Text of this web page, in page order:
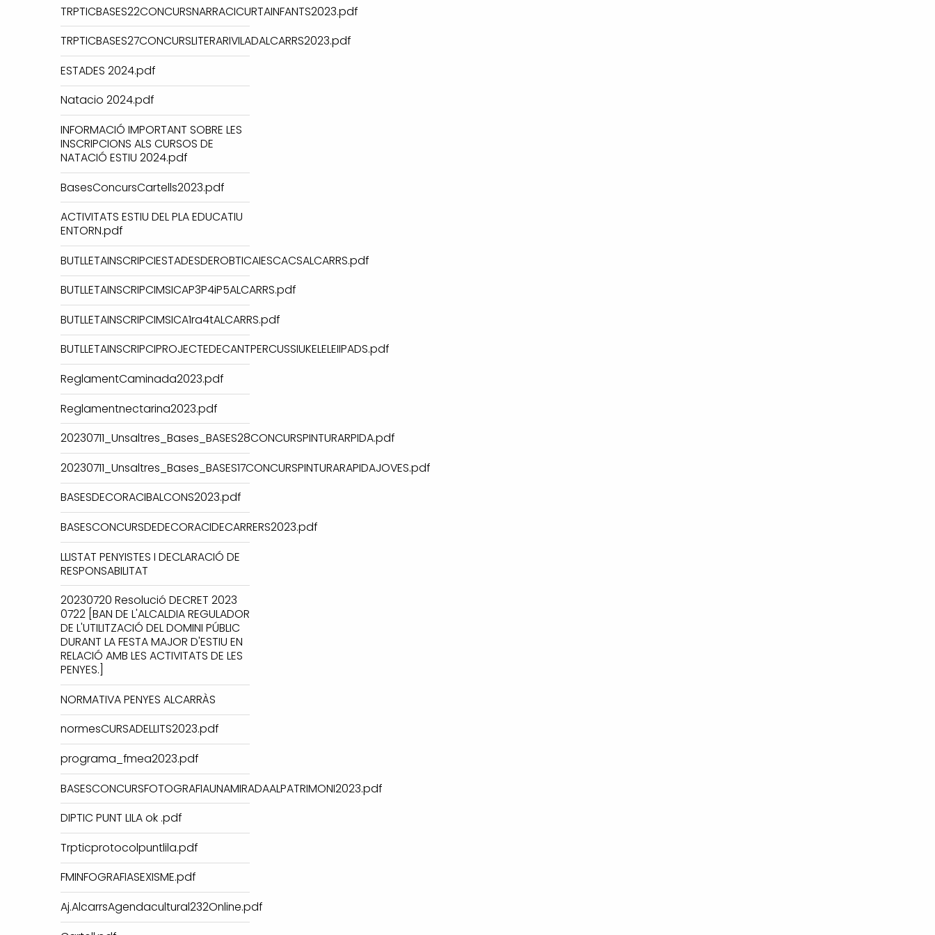
TRPTICBASES22CONCURSNARRACICURTAINFANTS2023.pdf
TRPTICBASES27CONCURSLITERARIVILADALCARRS2023.pdf
ESTADES 2024.pdf
Natacio 2024.pdf
INFORMACIÓ IMPORTANT SOBRE LES
INSCRIPCIONS ALS CURSOS DE
NATACIÓ ESTIU 2024.pdf
BasesConcursCartells2023.pdf
ACTIVITATS ESTIU DEL PLA EDUCATIU
ENTORN.pdf
BUTLLETAINSCRIPCIESTADESDEROBTICAIESCACSALCARRS.pdf
BUTLLETAINSCRIPCIMSICAP3P4iP5ALCARRS.pdf
BUTLLETAINSCRIPCIMSICA1ra4tALCARRS.pdf
BUTLLETAINSCRIPCIPROJECTEDECANTPERCUSSIUKELELEIIPADS.pdf
ReglamentCaminada2023.pdf
Reglamentnectarina2023.pdf
20230711_Unsaltres_Bases_BASES28CONCURSPINTURARPIDA.pdf
20230711_Unsaltres_Bases_BASES17CONCURSPINTURARAPIDAJOVES.pdf
BASESDECORACIBALCONS2023.pdf
BASESCONCURSDEDECORACIDECARRERS2023.pdf
LLISTAT PENYISTES I DECLARACIÓ DE
RESPONSABILITAT
20230720 Resolució DECRET 2023
0722 [BAN DE L'ALCALDIA REGULADOR
DE L'UTILITZACIÓ DEL DOMINI PÚBLIC
DURANT LA FESTA MAJOR D'ESTIU EN
RELACIÓ AMB LES ACTIVITATS DE LES
PENYES.]
NORMATIVA PENYES ALCARRÀS
normesCURSADELLITS2023.pdf
programa_fmea2023.pdf
BASESCONCURSFOTOGRAFIAUNAMIRADAALPATRIMONI2023.pdf
DIPTIC PUNT LILA ok .pdf
Trpticprotocolpuntlila.pdf
FMINFOGRAFIASEXISME.pdf
Aj.AlcarrsAgendacultural232Online.pdf